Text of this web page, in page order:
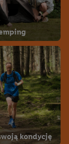
kondycję